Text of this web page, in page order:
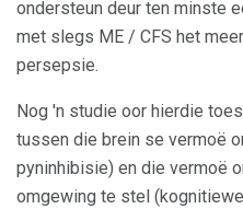
ondersteun deur ten minste
met slegs ME / CFS het
persepsie.
Nog 'n studie oor hierdie
tussen die brein se vermoë
pyninhibisie) en die vermoë
omgewing te stel